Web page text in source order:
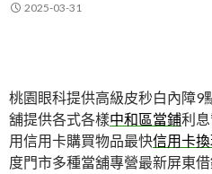
2025-03-31
桃園眼科提供高級皮秒白內障9
舖提供各式各樣中和區當鋪利
用信用卡購買物品最快信用卡
度門市多種當舖專營最新屏東